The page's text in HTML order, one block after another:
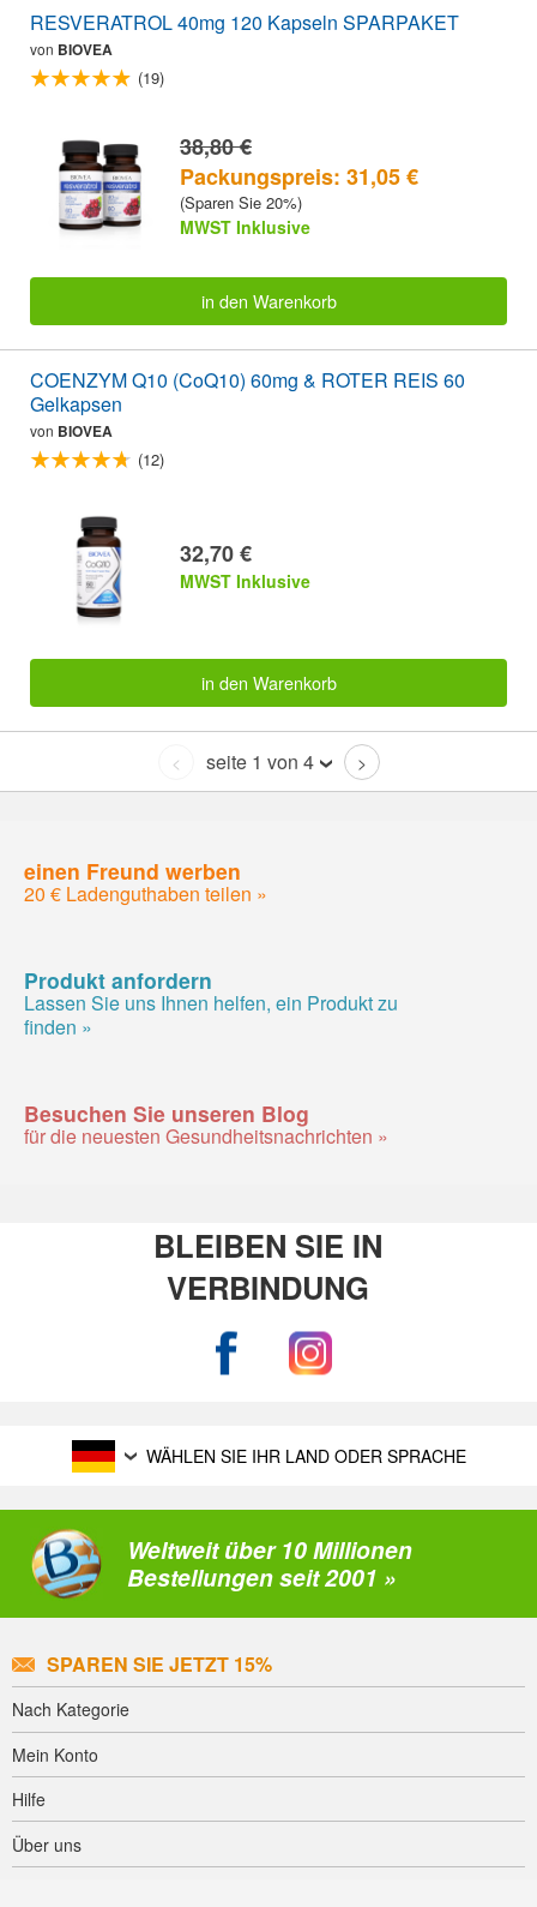
RESVERATROL 40mg 120 Kapseln SPARPAKET
von BIOVEA
(19)
38,80 €
Packungspreis: 31,05 €
(Sparen Sie 20%)
MWST Inklusive
in den Warenkorb
COENZYM Q10 (CoQ10) 60mg & ROTER REIS 60
Gelkapsen
von BIOVEA
(12)
32,70 €
MWST Inklusive
in den Warenkorb
< seite 1 von 4 >
einen Freund werben
20 € Ladenguthaben teilen »
Produkt anfordern
Lassen Sie uns Ihnen helfen, ein Produkt zu
finden »
Besuchen Sie unseren Blog
für die neuesten Gesundheitsnachrichten »
BLEIBEN SIE IN
VERBINDUNG
WÄHLEN SIE IHR LAND ODER SPRACHE
Weltweit über 10 Millionen
Bestellungen seit 2001 »
SPAREN SIE JETZT 15%
Nach Kategorie
Mein Konto
Hilfe
Über uns